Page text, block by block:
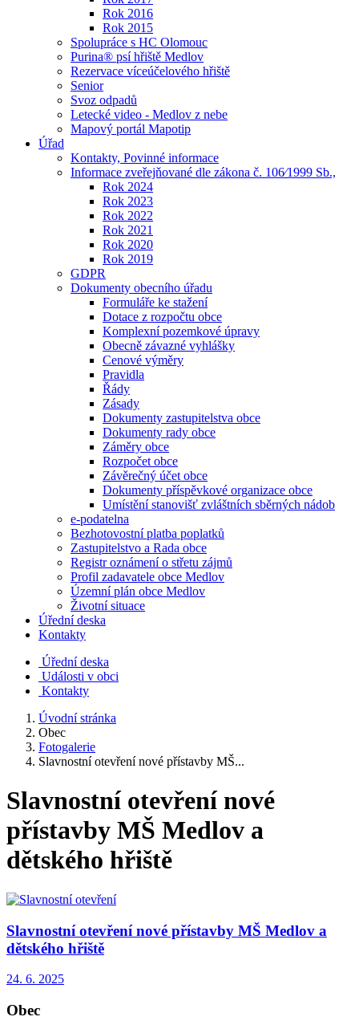
Rok 2016
Rok 2015
Spolupráce s HC Olomouc
Purina® psí hřiště Medlov
Rezervace víceúčelového hřiště
Senior
Svoz odpadů
Letecké video - Medlov z nebe
Mapový portál Mapotip
Úřad
Kontakty, Povinné informace
Informace zveřejňované dle zákona č. 106⁄1999 Sb.,
Rok 2024
Rok 2023
Rok 2022
Rok 2021
Rok 2020
Rok 2019
GDPR
Dokumenty obecního úřadu
Formuláře ke stažení
Dotace z rozpočtu obce
Komplexní pozemkové úpravy
Obecně závazné vyhlášky
Cenové výměry
Pravidla
Řády
Zásady
Dokumenty zastupitelstva obce
Dokumenty rady obce
Záměry obce
Rozpočet obce
Závěrečný účet obce
Dokumenty příspěvkové organizace obce
Umístění stanovišť zvláštních sběrných nádob
e-podatelna
Bezhotovostní platba poplatků
Zastupitelstvo a Rada obce
Registr oznámení o střetu zájmů
Profil zadavatele obce Medlov
Územní plán obce Medlov
Životní situace
Úřední deska
Kontakty
Úřední deska
Události v obci
Kontakty
Úvodní stránka
Obec
Fotogalerie
Slavnostní otevření nové přístavby MŠ...
Slavnostní otevření nové
přístavby MŠ Medlov a
dětského hřiště
Slavnostní otevření nové přístavby MŠ Medlov a
dětského hřiště
24. 6. 2025
Obec